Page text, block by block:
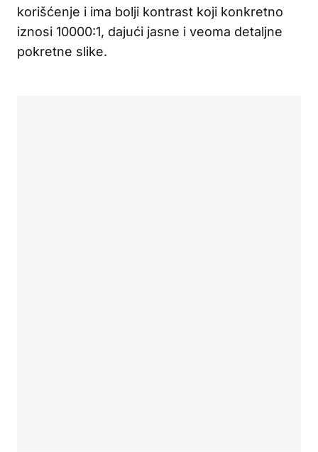
korišćenje i ima bolji kontrast koji konkretno
iznosi 10000:1, dajući jasne i veoma detaljne
pokretne slike.